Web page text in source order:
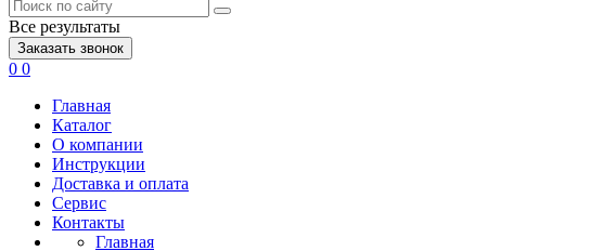
Все результаты
Заказать звонок
0 0
Главная
Каталог
О компании
Инструкции
Доставка и оплата
Сервис
Контакты
Главная